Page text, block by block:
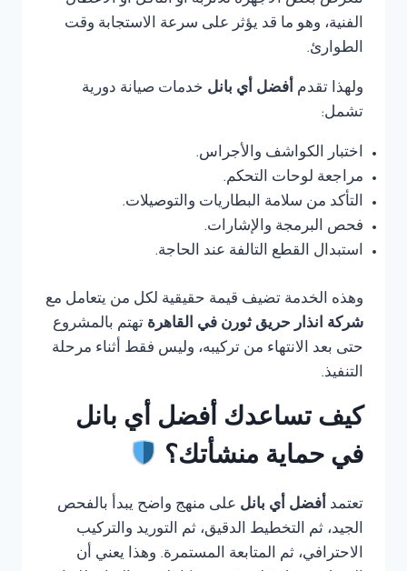
الفنية، وهو ما قد يؤثر على سرعة الاستجابة وقت
الطوارئ.
ولهذا تقدم أفضل أي بانل خدمات صيانة دورية
تشمل:
اختبار الكواشف والأجراس.
مراجعة لوحات التحكم.
التأكد من سلامة البطاريات والتوصيلات.
فحص البرمجة والإشارات.
استبدال القطع التالفة عند الحاجة.
وهذه الخدمة تضيف قيمة حقيقية لكل من يتعامل مع
شركة انذار حريق ثورن في القاهرة تهتم بالمشروع
حتى بعد الانتهاء من تركيبه، وليس فقط أثناء مرحلة
التنفيذ.
كيف تساعدك أفضل أي بانل
في حماية منشأتك؟
تعتمد أفضل أي بانل على منهج واضح يبدأ بالفحص
الجيد، ثم التخطيط الدقيق، ثم التوريد والتركيب
الاحترافي، ثم المتابعة المستمرة. وهذا يعني أن